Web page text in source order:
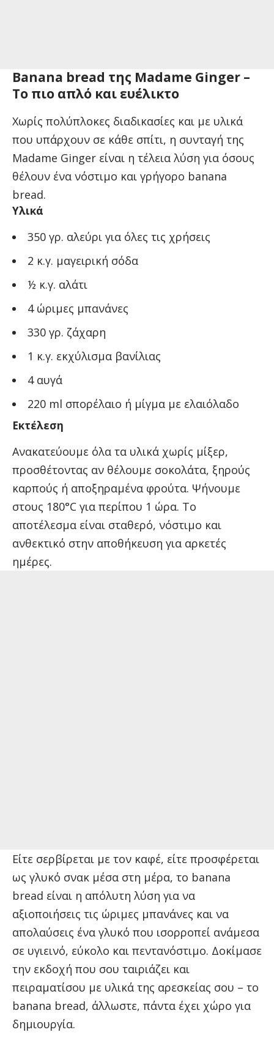
Banana bread της Madame Ginger –
Το πιο απλό και ευέλικτο
Χωρίς πολύπλοκες διαδικασίες και με υλικά
που υπάρχουν σε κάθε σπίτι, η συνταγή της
Madame Ginger είναι η τέλεια λύση για όσους
θέλουν ένα νόστιμο και γρήγορο banana
bread.
Υλικά
350 γρ. αλεύρι για όλες τις χρήσεις
2 κ.γ. μαγειρική σόδα
½ κ.γ. αλάτι
4 ώριμες μπανάνες
330 γρ. ζάχαρη
1 κ.γ. εκχύλισμα βανίλιας
4 αυγά
220 ml σπορέλαιο ή μίγμα με ελαιόλαδο
Εκτέλεση
Ανακατεύουμε όλα τα υλικά χωρίς μίξερ,
προσθέτοντας αν θέλουμε σοκολάτα, ξηρούς
καρπούς ή αποξηραμένα φρούτα. Ψήνουμε
στους 180°C για περίπου 1 ώρα. Το
αποτέλεσμα είναι σταθερό, νόστιμο και
ανθεκτικό στην αποθήκευση για αρκετές
ημέρες.
Είτε σερβίρεται με τον καφέ, είτε προσφέρεται
ως γλυκό σνακ μέσα στη μέρα, το banana
bread είναι η απόλυτη λύση για να
αξιοποιήσεις τις ώριμες μπανάνες και να
απολαύσεις ένα γλυκό που ισορροπεί ανάμεσα
σε υγιεινό, εύκολο και πεντανόστιμο. Δοκίμασε
την εκδοχή που σου ταιριάζει και
πειραματίσου με υλικά της αρεσκείας σου – το
banana bread, άλλωστε, πάντα έχει χώρο για
δημιουργία.